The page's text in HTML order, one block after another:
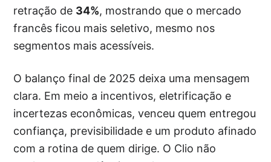
retração de 34%, mostrando que o mercado
francês ficou mais seletivo, mesmo nos
segmentos mais acessíveis.
O balanço final de 2025 deixa uma mensagem
clara. Em meio a incentivos, eletrificação e
incertezas econômicas, venceu quem entregou
confiança, previsibilidade e um produto afinado
com a rotina de quem dirige. O Clio não